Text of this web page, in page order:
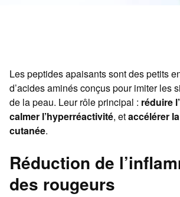
Les peptides apaisants sont des petits
d’acides aminés conçus pour imiter les
de la peau. Leur rôle principal : réduire
calmer l’hyperréactivité, etaccélérer
cutanée.
Réduction de
des rougeurs